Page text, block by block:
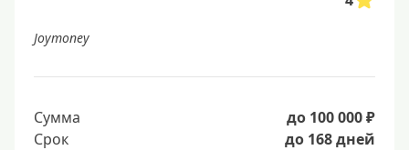
Joymoney
Сумма
до 100 000 ₽
Срок
до 168 дней